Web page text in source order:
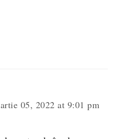
05, 2022 at 9:01 pm